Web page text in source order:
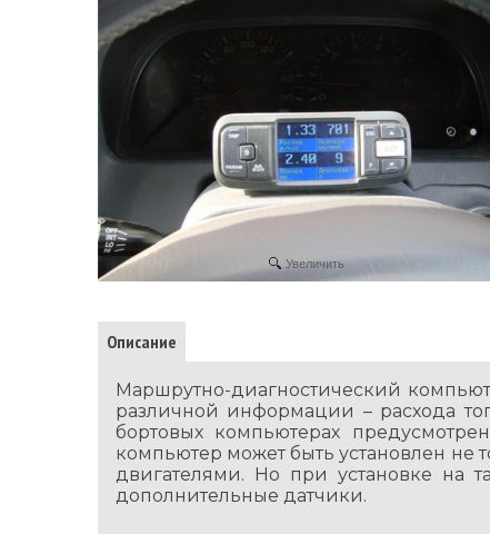
Увеличить
Описание
Маршрутно-диагностический
различной информации – расхода
бортовых компьютерах
компьютер может быть установлен
двигателями. Но при установке на
дополнительные датчики.